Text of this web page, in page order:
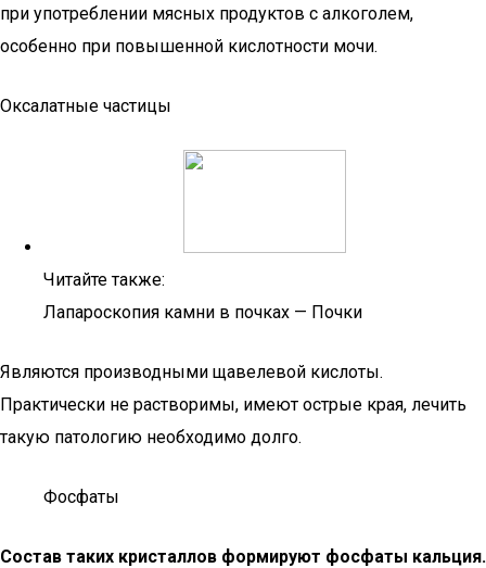
при употреблении мясных продуктов с алкоголем,
особенно при повышенной кислотности мочи.
Оксалатные частицы
Читайте также:
Лапароскопия камни в почках — Почки
Являются производными щавелевой кислоты.
Практически не растворимы, имеют острые края, лечить
такую патологию необходимо долго.
Фосфаты
Состав таких кристаллов формируют фосфаты кальция.